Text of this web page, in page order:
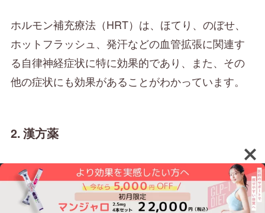
ホルモン補充療法（HRT）は、ほてり、のぼせ、
ホットフラッシュ、発汗などの血管拡張に関連す
る自律神経症状に特に効果的であり、また、その
他の症状にも効果があることがわかっています。
2. 漢方薬
漢方薬は、一般に副作用が少ないことがメリット
の一つで、当帰芍薬散、加味逍遙散、桂枝茯苓丸